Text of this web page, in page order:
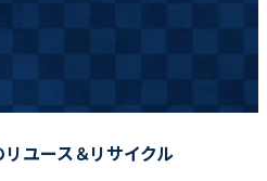
ユース＆リサイクル